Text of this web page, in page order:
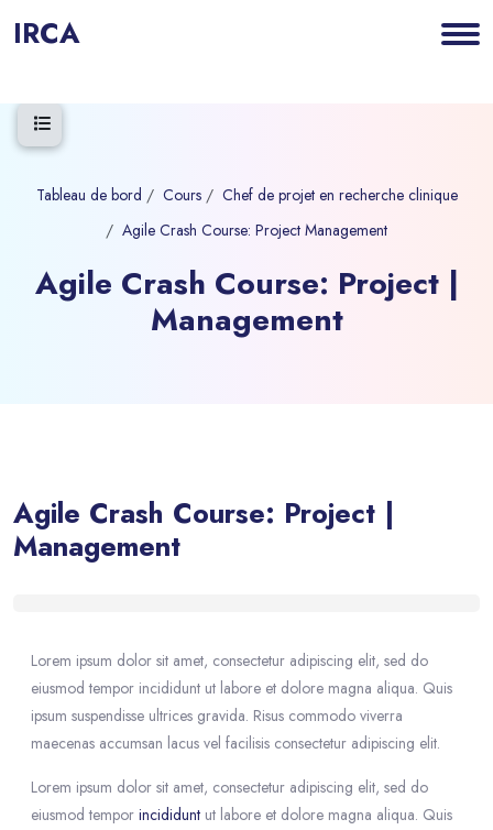
IRCA
Ouvrir l’index du cours
Tableau de bord Cours
Chef de projet en recherche clinique
Agile Crash Course: Project Management
Agile Crash Course: Project |
Management
Agile Crash Course: Project |
Management
Lorem ipsum dolor sit amet, consectetur adipiscing elit, sed do
eiusmod tempor incididunt ut labore et dolore magna aliqua. Quis
ipsum suspendisse ultrices gravida. Risus commodo viverra
maecenas accumsan lacus vel facilisis consectetur adipiscing elit.
Lorem ipsum dolor sit amet, consectetur adipiscing elit, sed do
eiusmod tempor incididunt ut labore et dolore magna aliqua. Quis